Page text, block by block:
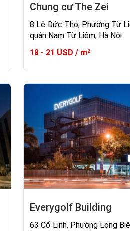
Chung cư The Zei
8 Lê Đức Thọ, Phường Từ
quận Nam Từ Liêm, Hà Nội
18 - 21 USD / m²
Everygolf Building
63 Cổ Linh, Phường Long